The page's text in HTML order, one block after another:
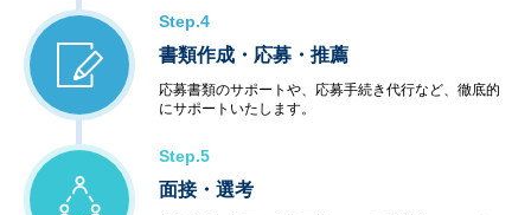
Step.4
書類作成・応募・推薦
応募書類のサポートや、応募手続き代行など、徹底的
にサポートいたします。
Step.5
面接・選考